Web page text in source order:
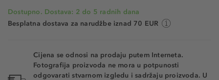
Dostupno. Dostava: 2 do 5 radnih dana
Besplatna dostava za narudžbe iznad 70 EUR
Cijena se odnosi na prodaju putem Interneta.
Fotografija proizvoda ne mora u potpunosti
odgovarati stvarnom izgledu i sadržaju proizvoda. U